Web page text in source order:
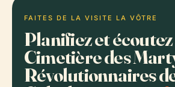
FAITES DE LA VISITE LA VÔTRE
Planifiez et écoutez
Cimetière des
Révolutionnaires